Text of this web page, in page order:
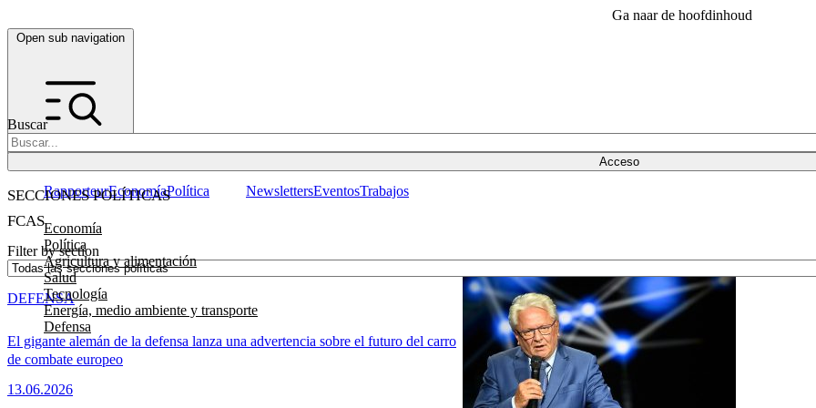
Ga naar de hoofdinhoud
Open sub navigation
Buscar
Acceso
SECCIONES POLÍTICAS
Economía
Política
Agricultura y alimentación
Salud
Tecnología
Energía, medio ambiente y transporte
Defensa
RapporteurEconomíaPolítica NewslettersEventosTrabajos
FCAS
Filter by section
El gigante alemán de la defensa lanza una advertencia sobre el futuro del carro
de combate europeo
13.06.2026
DEFENSA